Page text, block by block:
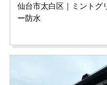
仙台市太白区｜ミントグ
ー防水